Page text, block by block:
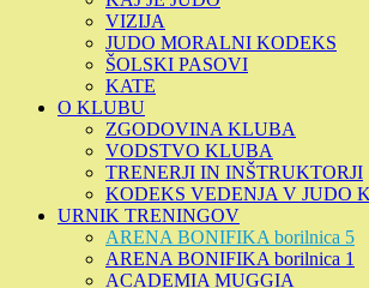
VIZIJA
JUDO MORALNI KODEKS
ŠOLSKI PASOVI
KATE
O KLUBU
ZGODOVINA KLUBA
VODSTVO KLUBA
TRENERJI IN INŠTRUKTORJI
KODEKS VEDENJA V JUDO
URNIK TRENINGOV
ARENA BONIFIKA borilnica 5
ARENA BONIFIKA borilnica 1
ACADEMIA MUGGIA